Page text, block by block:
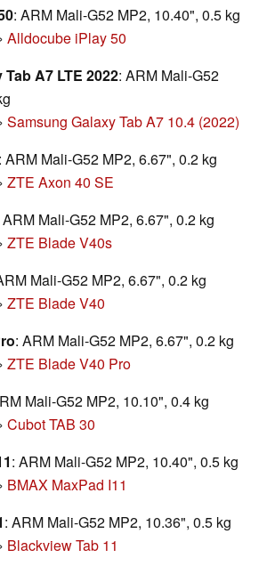
: ARM Mali-G52 MP2, 10.40", 0.5 kg
Alldocube iPlay 50
A7 LTE 2022: ARM Mali-G52
Samsung Galaxy Tab A7 10.4 (2022)
: ARM Mali-G52 MP2, 6.67", 0.2 kg
ZTE Axon 40 SE
ARM Mali-G52 MP2, 6.67", 0.2 kg
ZTE Blade V40s
Mali-G52 MP2, 6.67", 0.2 kg
ZTE Blade V40
: ARM Mali-G52 MP2, 6.67", 0.2 kg
ZTE Blade V40 Pro
Mali-G52 MP2, 10.10", 0.4 kg
Cubot TAB 30
: ARM Mali-G52 MP2, 10.40", 0.5 kg
BMAX MaxPad I11
: ARM Mali-G52 MP2, 10.36", 0.5 kg
Blackview Tab 11